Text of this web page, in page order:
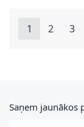
You're
1 Lapa
2 3
E-pasta adrese
Saņem jaunākos